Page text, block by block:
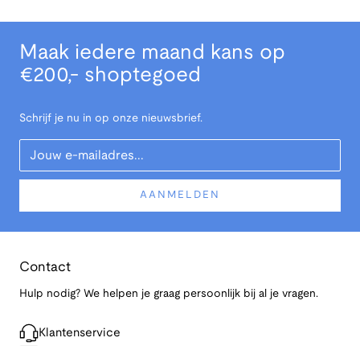
Maak iedere maand kans op
€200,- shoptegoed
Schrijf je nu in op onze nieuwsbrief.
Your Email
AANMELDEN
Contact
Hulp nodig? We helpen je graag persoonlijk bij al je vragen.
Klantenservice